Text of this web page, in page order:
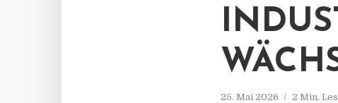
25. Mai 2026 2 Min.